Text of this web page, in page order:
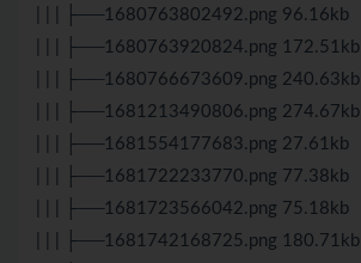
| | | ├──1680763802492.png 96.16kb
| | | ├──1680763920824.png 172.51kb
| | | ├──1680766673609.png 240.63kb
| | | ├──1681213490806.png 274.67kb
| | | ├──1681554177683.png 27.61kb
| | | ├──1681722233770.png 77.38kb
| | | ├──1681723566042.png 75.18kb
| | | ├──1681742168725.png 180.71kb